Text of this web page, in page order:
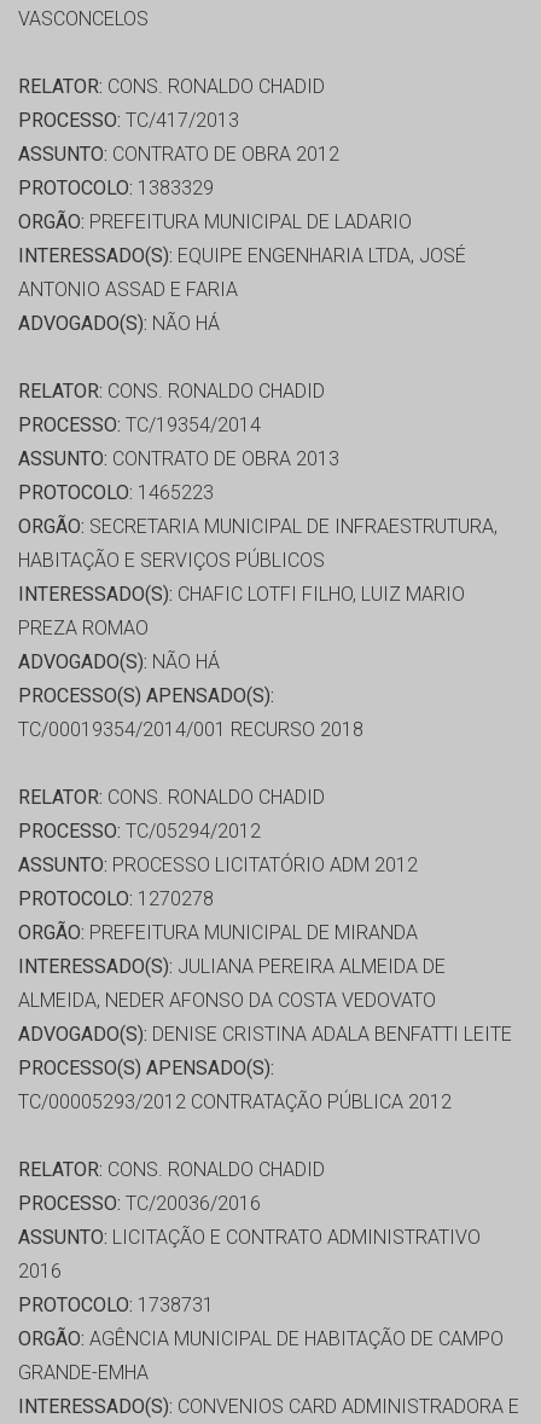
VASCONCELOS
RELATOR: CONS. RONALDO CHADID
PROCESSO: TC/417/2013
ASSUNTO: CONTRATO DE OBRA 2012
PROTOCOLO: 1383329
ORGÃO: PREFEITURA MUNICIPAL DE LADARIO
INTERESSADO(S): EQUIPE ENGENHARIA LTDA, JOSÉ
ANTONIO ASSAD E FARIA
ADVOGADO(S): NÃO HÁ
RELATOR: CONS. RONALDO CHADID
PROCESSO: TC/19354/2014
ASSUNTO: CONTRATO DE OBRA 2013
PROTOCOLO: 1465223
ORGÃO: SECRETARIA MUNICIPAL DE INFRAESTRUTURA,
HABITAÇÃO E SERVIÇOS PÚBLICOS
INTERESSADO(S): CHAFIC LOTFI FILHO, LUIZ MARIO
PREZA ROMAO
ADVOGADO(S): NÃO HÁ
PROCESSO(S) APENSADO(S):
TC/00019354/2014/001 RECURSO 2018
RELATOR: CONS. RONALDO CHADID
PROCESSO: TC/05294/2012
ASSUNTO: PROCESSO LICITATÓRIO ADM 2012
PROTOCOLO: 1270278
ORGÃO: PREFEITURA MUNICIPAL DE MIRANDA
INTERESSADO(S): JULIANA PEREIRA ALMEIDA DE
ALMEIDA, NEDER AFONSO DA COSTA VEDOVATO
ADVOGADO(S): DENISE CRISTINA ADALA BENFATTI LEITE
PROCESSO(S) APENSADO(S):
TC/00005293/2012 CONTRATAÇÃO PÚBLICA 2012
RELATOR: CONS. RONALDO CHADID
PROCESSO: TC/20036/2016
ASSUNTO: LICITAÇÃO E CONTRATO ADMINISTRATIVO
2016
PROTOCOLO: 1738731
ORGÃO: AGÊNCIA MUNICIPAL DE HABITAÇÃO DE CAMPO
GRANDE-EMHA
INTERESSADO(S): CONVENIOS CARD ADMINISTRADORA E